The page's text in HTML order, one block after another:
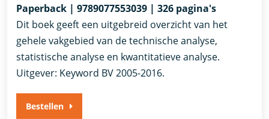
Paperback | 9789077553039 | 326 pagina's
Dit boek geeft een uitgebreid overzicht van het
gehele vakgebied van de technische analyse,
statistische analyse en kwantitatieve analyse.
Uitgever: Keyword BV 2005-2016.
Bestellen